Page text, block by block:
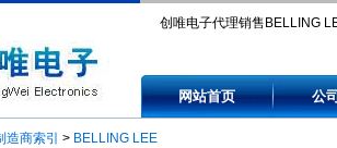
创唯电子代理销售BELLING
L1727/RED, L1744A.
网站首页 公
造商索引 > BELLING LEE